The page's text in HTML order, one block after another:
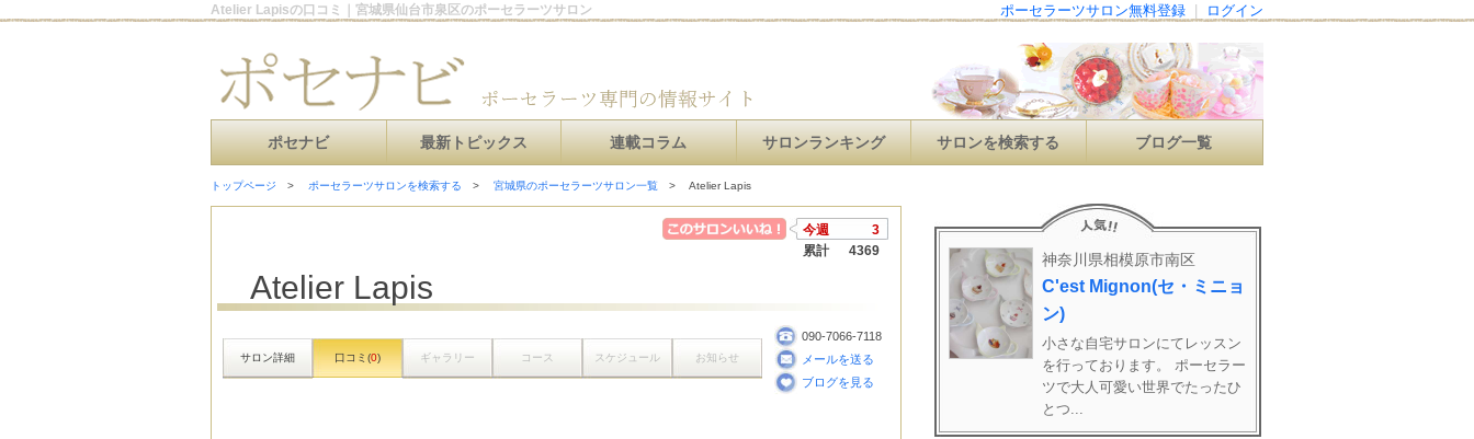
Atelier Lapisの口コミ｜宮城県仙台市泉区のポーセラーツサロン ログイン
ポーセラーツサロン無料登録
ポセナビ 最新トピックス 連載コラム サロンランキング サロンを検索する ブログ一覧
トップページ ポーセラーツサロンを検索する 宮城県のポーセラーツサロン一覧 Atelier Lapis
今週
3
累計
4369
Atelier Lapis
サロン詳細 口コミ(0) ギャラリー コース スケジュール お知らせ
090-7066-7118
メールを送る
ブログを見る
神奈川県相模原市南区
C'est Mignon(セ・ミニョ
ン)
小さな自宅サロンにてレッスン
を行っております。 ポーセラー
ツで大人可愛い世界でたったひ
とつ...